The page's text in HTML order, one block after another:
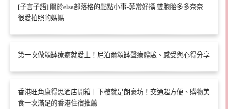
[子言子語] 關於elsa部落格的點點小事-菲常好攝 雙胞胎多多奈奈
很愛拍照的媽媽
第一次做頌缽療癒就愛上！尼泊爾頌缽聲療體驗、感受與心得分享
香港旺角康得思酒店開箱｜下樓就是朗豪坊！交通超方便、購物美
食一次滿足的香港住宿推薦